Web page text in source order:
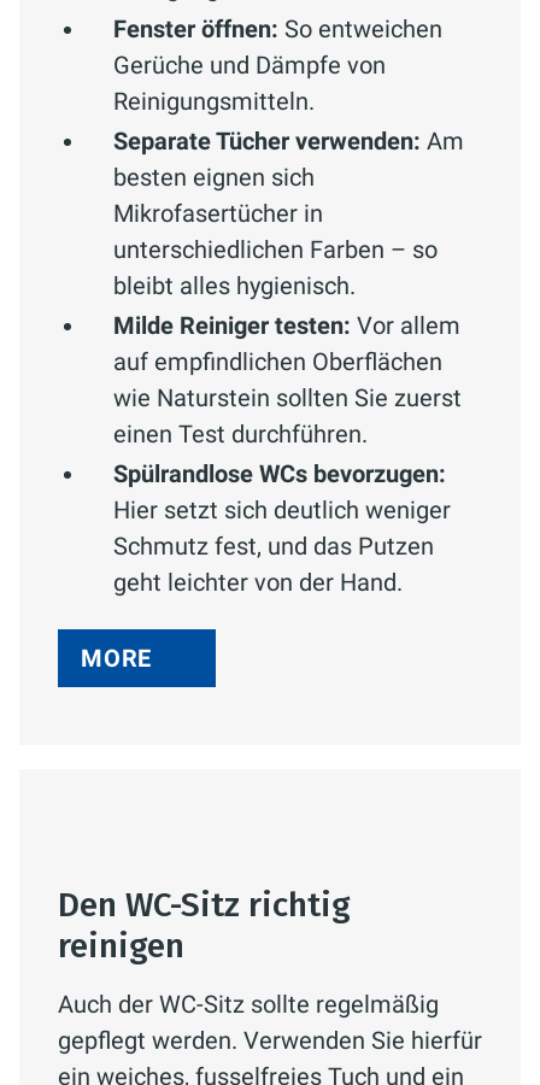
Fenster öffnen: So entweichen
Gerüche und Dämpfe von
Reinigungsmitteln.
Separate Tücher verwenden: Am
besten eignen sich
Mikrofasertücher in
unterschiedlichen Farben – so
bleibt alles hygienisch.
Milde Reiniger testen: Vor allem
auf empfindlichen Oberflächen
wie Naturstein sollten Sie zuerst
einen Test durchführen.
Spülrandlose WCs bevorzugen:
Hier setzt sich deutlich weniger
Schmutz fest, und das Putzen
geht leichter von der Hand.
MORE
Den WC-Sitz richtig
reinigen
Auch der WC-Sitz sollte regelmäßig
gepflegt werden. Verwenden Sie hierfür
ein weiches, fusselfreies Tuch und ein